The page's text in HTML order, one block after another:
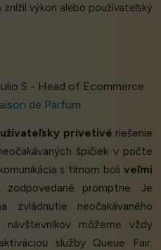
výkon alebo používateľský
S - Head of Ecommerce
de Parfum
prívetivé riešenie
špičiek v počte
s tímom boli veľmi
promptne. Je
neočakávaného
návštevníkov môžeme vždy
služby Queue Fair.